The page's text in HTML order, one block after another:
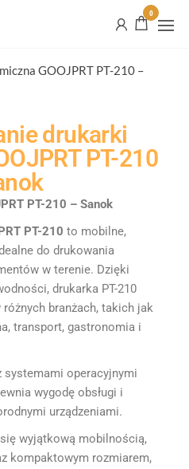
0
GOOJPRT PT-210 –
drukarki
PT-210
PT-210 – Sanok
PT-210 to mobilne,
do drukowania
w terenie. Dzięki
drukarka PT-210
branżach, takich jak
transport, gastronomia i
systemami operacyjnymi
wygodę obsługi i
urządzeniami.
wyjątkową mobilnością,
kompaktowym rozmiarem,